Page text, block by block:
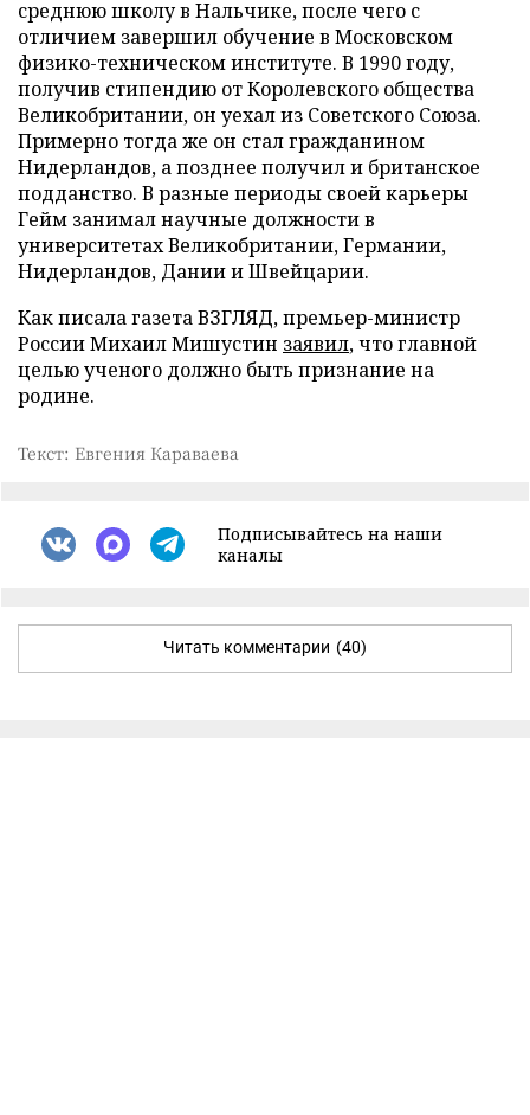
среднюю школу в Нальчике, после чего с
отличием завершил обучение в Московском
физико-техническом институте. В 1990 году,
получив стипендию от Королевского общества
Великобритании, он уехал из Советского Союза.
Примерно тогда же он стал гражданином
Нидерландов, а позднее получил и британское
подданство. В разные периоды своей карьеры
Гейм занимал научные должности в
университетах Великобритании, Германии,
Нидерландов, Дании и Швейцарии.
Как писала газета ВЗГЛЯД, премьер-министр
России Михаил Мишустин заявил, что главной
целью ученого должно быть признание на
родине.
Текст: Евгения Караваева
Подписывайтесь на наши
каналы
Читать комментарии (40)